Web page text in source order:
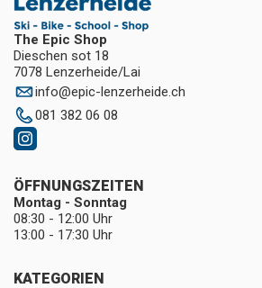
The Epic Shop
Dieschen sot 18
7078 Lenzerheide/Lai
info@epic-lenzerheide.ch
081 382 06 08
KATEGORIEN
ÖFFNUNGSZEITEN
Montag - Sonntag
08:30 - 12:00 Uhr
13:00 - 17:30 Uhr